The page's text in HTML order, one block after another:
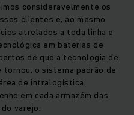
consideravelmente os
clientes e, ao mesmo
atrelados a toda linha e
em baterias de
de que a tecnologia de
tornou, o sistema padrão de
de intralogística,
em cada armazém das
varejo.